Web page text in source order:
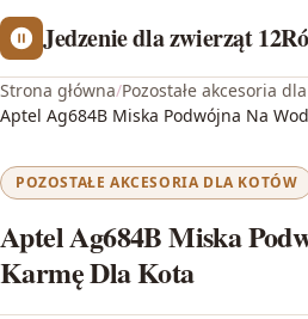
Jedzenie dla zwierząt
Strona główna/Pozostałe akcesoria
Aptel Ag684B Miska Podwójna Na
POZOSTAŁE AKCESORIA DLA KOTÓW
Aptel Ag684B Miska
Karmę Dla Kota